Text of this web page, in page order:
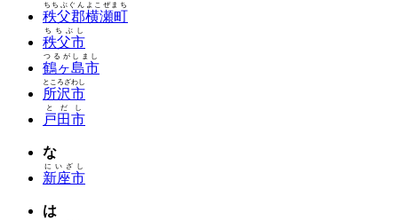
秩父郡横瀬町
ちちぶぐんよこぜまち
秩父市
ちちぶし
鶴ヶ島市
つるがしまし
所沢市
ところざわし
戸田市
とだし
な
新座市
にいざし
は